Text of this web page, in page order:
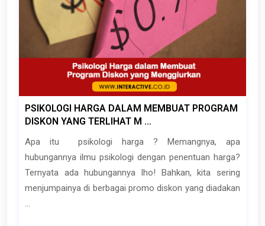
PSIKOLOGI HARGA DALAM MEMBUAT PROGRAM
DISKON YANG TERLIHAT M ...
Apa itu psikologi harga ? Memangnya, apa
hubungannya ilmu psikologi dengan penentuan harga?
Ternyata ada hubungannya lho! Bahkan, kita sering
menjumpainya di berbagai promo diskon yang diadakan
...